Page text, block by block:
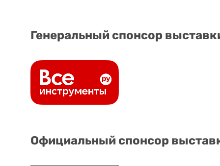
Генеральный спонсор
Официальный спонсор